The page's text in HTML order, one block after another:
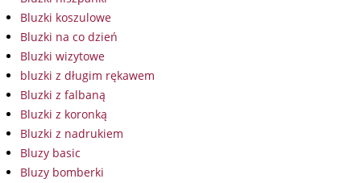
Bluzki koszulowe
Bluzki na co dzień
Bluzki wizytowe
bluzki z długim rękawem
Bluzki z falbaną
Bluzki z koronką
Bluzki z nadrukiem
Bluzy basic
Bluzy bomberki